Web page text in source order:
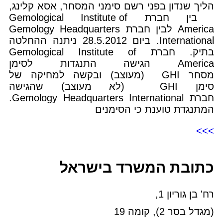
הליך שנדון בפני רשם סימני המסחר, אסא קלינג,
בין חברת Gemological Institute of
America לבין חברת Gemology Headquarters
International. ביום 28.5.2012 ניתנה ההחלטה
בתיק. חברת Gemological Institute of
America הגישה התנגדות לסימן
מסחר GHI (מעוצב) ובקשה למחיקה של
סימן GHI (לא מעוצב) שהגישה
חברת Gemology Headquarters International.
המתנגדת טוענת כי הסימנים
>>>
כתובת המשרד בישראל
רח' בן גוריון 1,
(מגדל בסר 2), קומה 19